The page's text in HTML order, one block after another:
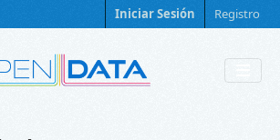
Iniciar Sesión Registro